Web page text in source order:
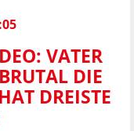
VATER
DIE T
DREISTE A